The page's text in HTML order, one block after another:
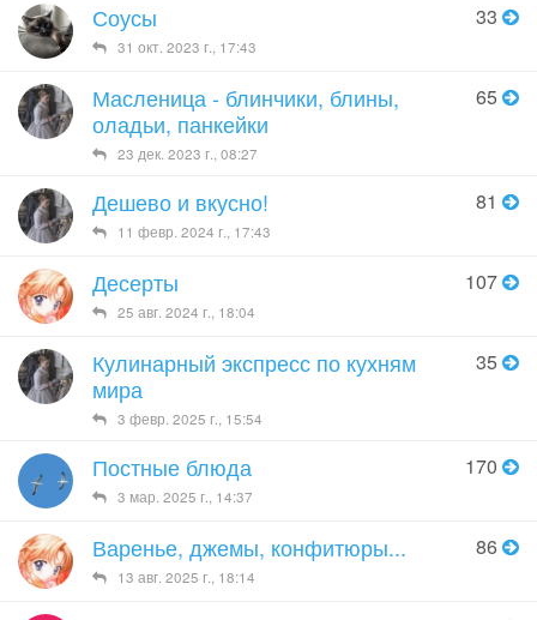
Соусы
31 окт. 2023 г., 17:43
33
Масленица - блинчики, блины,
оладьи, панкейки
23 дек. 2023 г., 08:27
65
Дешево и вкусно!
11 февр. 2024 г., 17:43
81
Десерты
25 авг. 2024 г., 18:04
107
Кулинарный экспресс по кухням
мира
3 февр. 2025 г., 15:54
35
Постные блюда
3 мар. 2025 г., 14:37
170
Варенье, джемы, конфитюры...
13 авг. 2025 г., 18:14
86